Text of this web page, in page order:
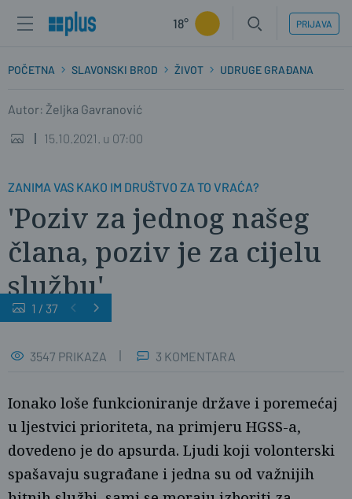
18° PRIJAVA
POČETNA SLAVONSKI BROD ŽIVOT UDRUGE GRAĐANA
Autor: Željka Gavranović
15.10.2021. u 07:00
ZANIMA VAS KAKO IM DRUŠTVO ZA TO VRAĆA?
'Poziv za jednog našeg
člana, poziv je za cijelu
službu'
1 / 37
3547 PRIKAZA 3 KOMENTARA
Ionako loše funkcioniranje države i poremećaj
u ljestvici prioriteta, na primjeru HGSS-a,
dovedeno je do apsurda. Ljudi koji volonterski
spašavaju sugrađane i jedna su od važnijih